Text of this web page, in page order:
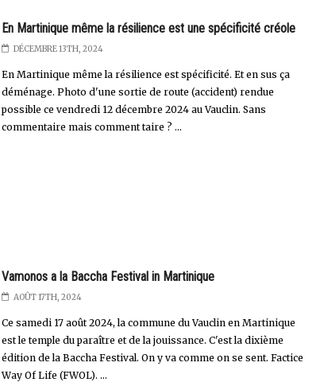
En Martinique même la résilience est une spécificité créole
DÉCEMBRE 13TH, 2024
En Martinique même la résilience est spécificité. Et en sus ça
déménage. Photo d'une sortie de route (accident) rendue
possible ce vendredi 12 décembre 2024 au Vauclin. Sans
commentaire mais comment taire ? ...
Vamonos a la Baccha Festival in Martinique
AOÛT 17TH, 2024
Ce samedi 17 août 2024, la commune du Vauclin en Martinique
est le temple du paraître et de la jouissance. C'est la dixième
édition de la Baccha Festival. On y va comme on se sent. Factice
Way Of Life (FWOL). ...